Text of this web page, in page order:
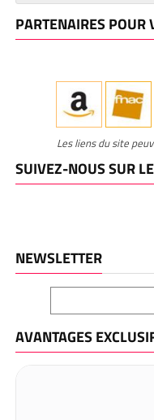
PARTENAIRES POUR
Les liens du site
SUIVEZ-NOUS SUR
NEWSLETTER
AVANTAGES